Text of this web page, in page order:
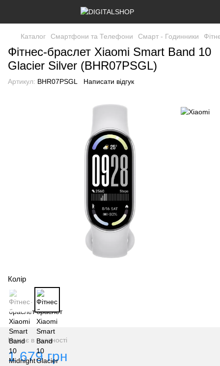
Каталог Смартфони та Телефони Смарт - Годинники
Фітнес-браслет Xiaomi Smart Band 10
Glacier Silver (BHR07PSGL)
Артикул: BHR07PSGL Написати відгук
Колір
Немає в наявності
1 679 грн